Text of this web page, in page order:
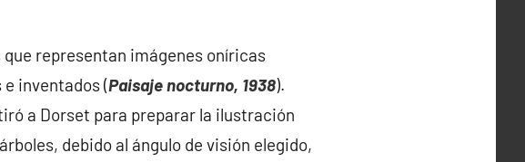
que representan imágenes oníricas
inventados (Paisaje nocturno, 1938).
a Dorset para preparar la ilustración
debido al ángulo de visión elegido,